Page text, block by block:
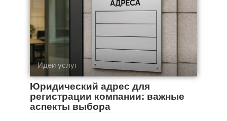
Идеи услуг
Юридический адрес для
регистрации компании: важные
аспекты выбора